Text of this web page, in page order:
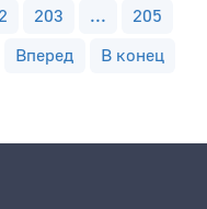
203 ...
205
Вперед В конец